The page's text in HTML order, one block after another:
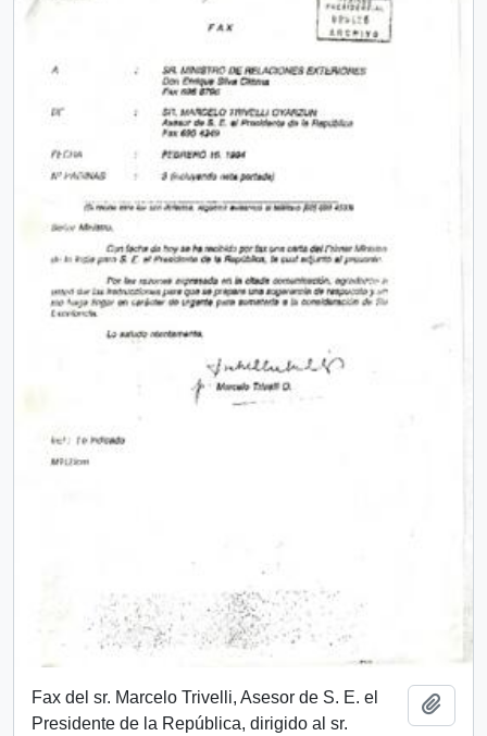
Fax del sr. Marcelo Trivelli, Asesor de S. E. el
Presidente de la República, dirigido al sr.